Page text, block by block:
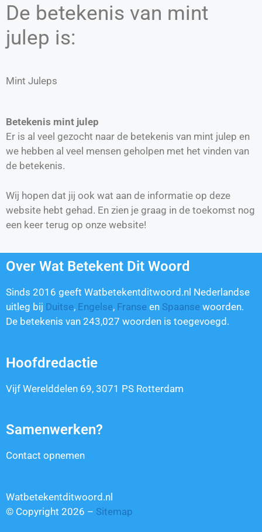
De betekenis van mint
julep is:
Mint Juleps
Betekenis mint julep
Er is al veel gezocht naar de betekenis van mint julep en
we hebben al veel mensen geholpen met het vinden van
de betekenis.
Wij hopen dat jij ook wat aan de informatie op deze
website hebt gehad. En zien je graag in de toekomst nog
een keer terug op onze website!
Over Wat Betekent Dit Woord
Sinds 2016 geeft Watbetekentditwoord.nl Nederlandse
uitleg bij Duitse, Engelse, Franse en Spaanse woorden.
De betekenis van 243,027 woorden is toegevoegd.
Hoofdredactie
Vijf Werelddelen 69, 3071 PS Rotterdam
Samenwerken?
Contact opnemen
Watbetekentditwoord.nl
© Copyright 2026 – Sitemap